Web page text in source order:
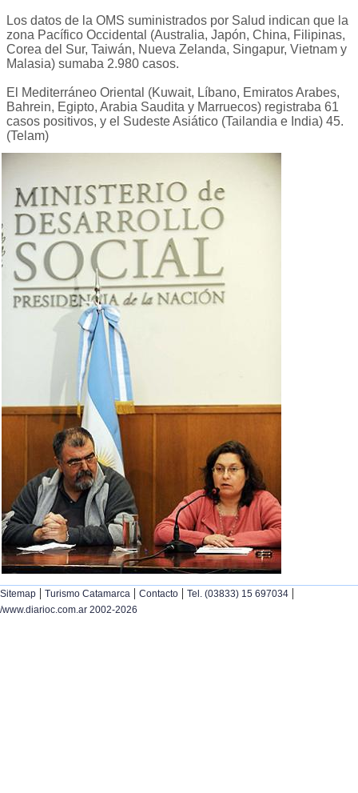
Los datos de la OMS suministrados por Salud indican que la
zona Pacífico Occidental (Australia, Japón, China, Filipinas,
Corea del Sur, Taiwán, Nueva Zelanda, Singapur, Vietnam y
Malasia) sumaba 2.980 casos.
El Mediterráneo Oriental (Kuwait, Líbano, Emiratos Arabes,
Bahrein, Egipto, Arabia Saudita y Marruecos) registraba 61
casos positivos, y el Sudeste Asiático (Tailandia e India) 45.
(Telam)
Sitemap | Turismo Catamarca | Contacto | Tel. (03833) 15 697034 |
/www.diarioc.com.ar 2002-2026